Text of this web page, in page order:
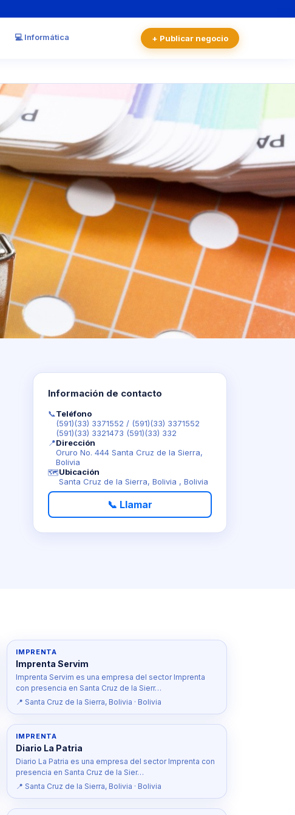
💻 Informática + Publicar negocio
Información de contacto
📞Teléfono
(591)(33) 3371552 / (591)(33) 3371552
(591)(33) 3321473 (591)(33) 332
📍Dirección
Oruro No. 444 Santa Cruz de la Sierra,
Bolivia
🗺️Ubicación
Santa Cruz de la Sierra, Bolivia , Bolivia
📞 Llamar
IMPRENTA
Imprenta Servim
Imprenta Servim es una empresa del sector Imprenta
con presencia en Santa Cruz de la Sierr…
📍 Santa Cruz de la Sierra, Bolivia · Bolivia
IMPRENTA
Diario La Patria
Diario La Patria es una empresa del sector Imprenta con
presencia en Santa Cruz de la Sier…
📍 Santa Cruz de la Sierra, Bolivia · Bolivia